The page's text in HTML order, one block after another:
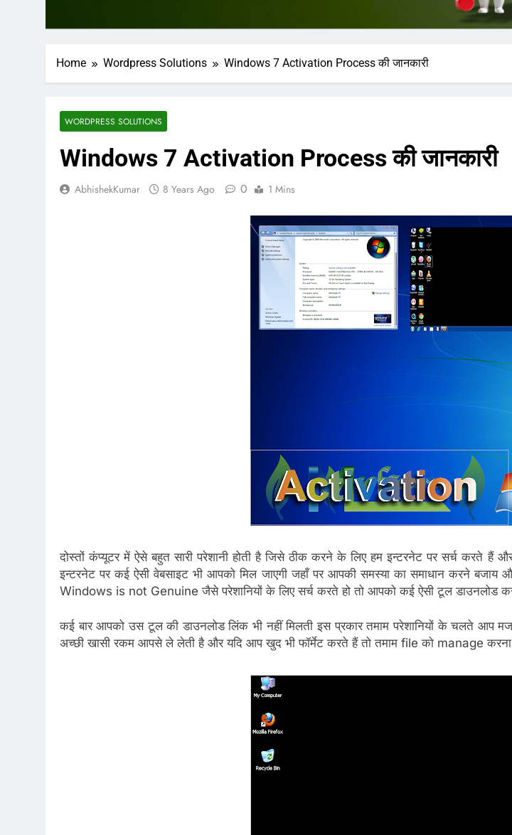
Home Wordpress Solutions Windows 7 Activation Process की जानकारी
WORDPRESS SOLUTIONS
Windows 7 Activation Process की जानकारी
AbhishekKumar 8 Years Ago 0 1 Mins
दोस्तों कंप्यूटर में ऐसे बहुत सारी परेशानी होती है जिसे ठीक करने के लिए हम इन्टरनेट पर सर्च करते
इन्टरनेट पर कई ऐसी वेबसाइट भी आपको मिल जाएगी जहाँ पर आपकी समस्या का समाधान करने
Windows is not Genuine जैसे परेशानियों के लिए सर्च करते हो तो आपको कई ऐसी टूल डाउनलोड
कई बार आपको उस टूल की डाउनलोड लिंक भी नहीं मिलती इस प्रकार तमाम परेशानियों के चलते
अच्छी खासी रकम आपसे ले लेती है और यदि आप खुद भी फॉर्मेट करते हैं तो तमाम file को manage